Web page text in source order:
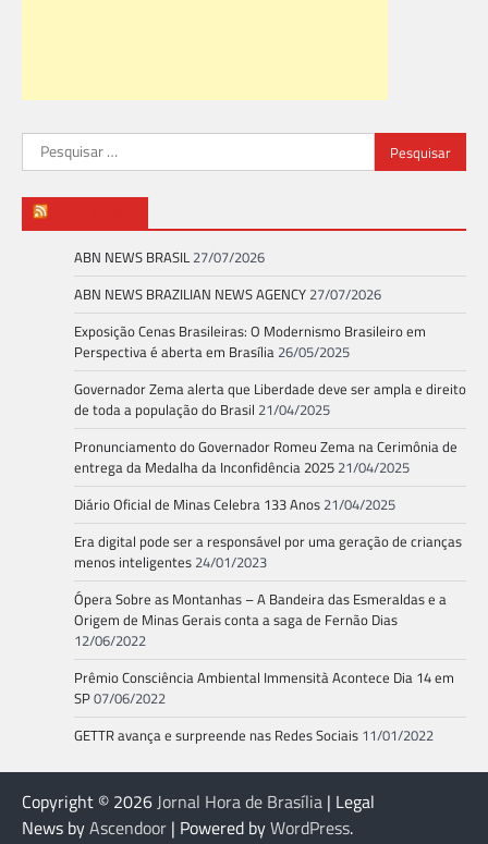
Pesquisar
por:
ABN NEWS BRASIL 27/07/2026
ABN NEWS BRAZILIAN NEWS AGENCY 27/07/2026
Exposição Cenas Brasileiras: O Modernismo Brasileiro em
Perspectiva é aberta em Brasília 26/05/2025
Governador Zema alerta que Liberdade deve ser ampla e direito
de toda a população do Brasil 21/04/2025
Pronunciamento do Governador Romeu Zema na Cerimônia de
entrega da Medalha da Inconfidência 2025 21/04/2025
Diário Oficial de Minas Celebra 133 Anos 21/04/2025
Era digital pode ser a responsável por uma geração de crianças
menos inteligentes 24/01/2023
Ópera Sobre as Montanhas – A Bandeira das Esmeraldas e a
Origem de Minas Gerais conta a saga de Fernão Dias
12/06/2022
Prêmio Consciência Ambiental Immensità Acontece Dia 14 em
SP07/06/2022
GETTR avança e surpreende nas Redes Sociais 11/01/2022
Copyright © 2026Jornal Hora de Brasília | Legal
News byAscendoor | Powered byWordPress.